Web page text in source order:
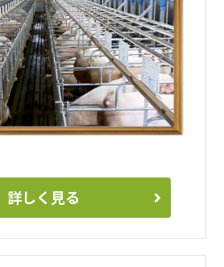
詳しく見る